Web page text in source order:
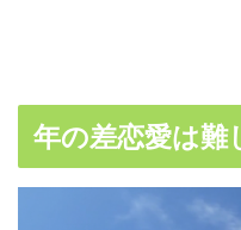
年の差恋愛は難